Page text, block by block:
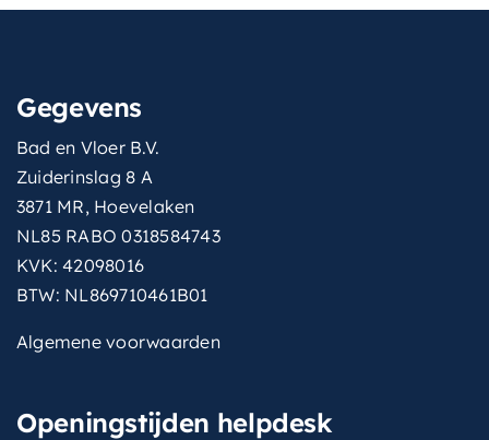
Gegevens
Bad en Vloer B.V.
Zuiderinslag 8 A
3871 MR, Hoevelaken
NL85 RABO 0318584743
KVK: 42098016
BTW: NL869710461B01
Algemene voorwaarden
Openingstijden helpdesk